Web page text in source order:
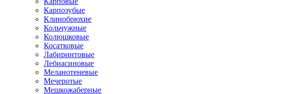
Карпозубые
Клинобрюхие
Кольчужные
Колюшковые
Косатковые
Лабиринтовые
Лебиасиновые
Меланотеневые
Мечеротые
Мешкожаберные